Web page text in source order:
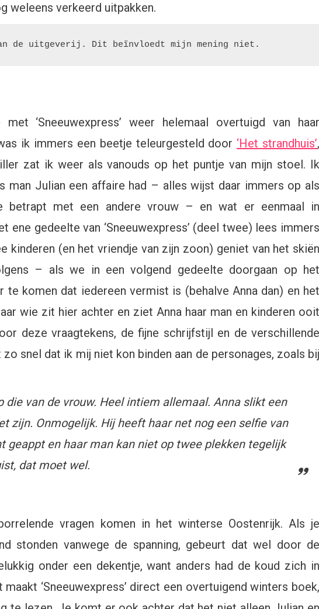
weleens verkeerd uitpakken.
de uitgeverij. Dit beïnvloedt mijn mening niet.
‘Sneeuwexpress’ weer helemaal overtuigd van haar
ik immers een beetje teleurgesteld door ‘Het strandhuis’,
zat ik weer als vanouds op het puntje van mijn stoel. Ik
man Julian een affaire had – alles wijst daar immers op als
betrapt met een andere vrouw – en wat er eenmaal in
ene gedeelte van ‘Sneeuwexpress’ (deel twee) lees immers
kinderen (en het vriendje van zijn zoon) geniet van het skiën
– als we in een volgend gedeelte doorgaan op het
te komen dat iedereen vermist is (behalve Anna dan) en het
wie zit hier achter en ziet Anna haar man en kinderen ooit
deze vraagtekens, de fijne schrijfstijl en de verschillende
snel dat ik mij niet kon binden aan de personages, zoals bij
die van de vrouw. Heel intiem allemaal. Anna slikt een
zijn. Onmogelijk. Hij heeft haar net nog een selfie van
geappt en haar man kan niet op twee plekken tegelijk
dat moet wel.
vragen komen in het winterse Oostenrijk. Als je
stonden vanwege de spanning, gebeurt dat wel door de
onder een dekentje, want anders had de koud zich in
‘Sneeuwexpress’ direct een overtuigend winters boek,